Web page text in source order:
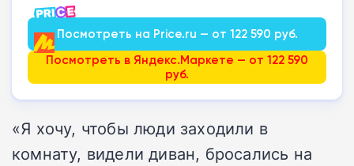
Посмотреть на Price.ru — от 122 590 руб.
Посмотреть в Яндекс.Маркете — от 122 590
руб.
«Я хочу, чтобы люди заходили в
комнату, видели диван, бросались на